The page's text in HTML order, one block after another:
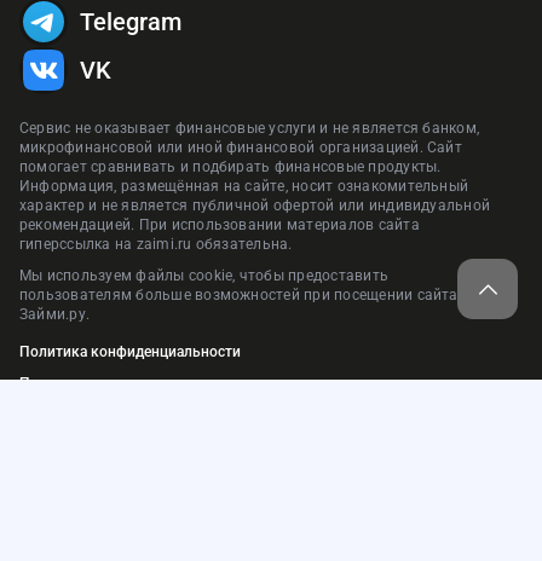
Сервис не оказывает финансовые услуги и не является банком,
микрофинансовой или иной финансовой организацией. Сайт
помогает сравнивать и подбирать финансовые продукты.
Информация, размещённая на сайте, носит ознакомительный
характер и не является публичной офертой или индивидуальной
рекомендацией. При использовании материалов сайта
гиперссылка на zaimi.ru обязательна.
Мы используем файлы cookie, чтобы предоставить
пользователям больше возможностей при посещении сайта
Займи.ру.
Политика конфиденциальности
Пользовательское соглашение
Telegram
VK